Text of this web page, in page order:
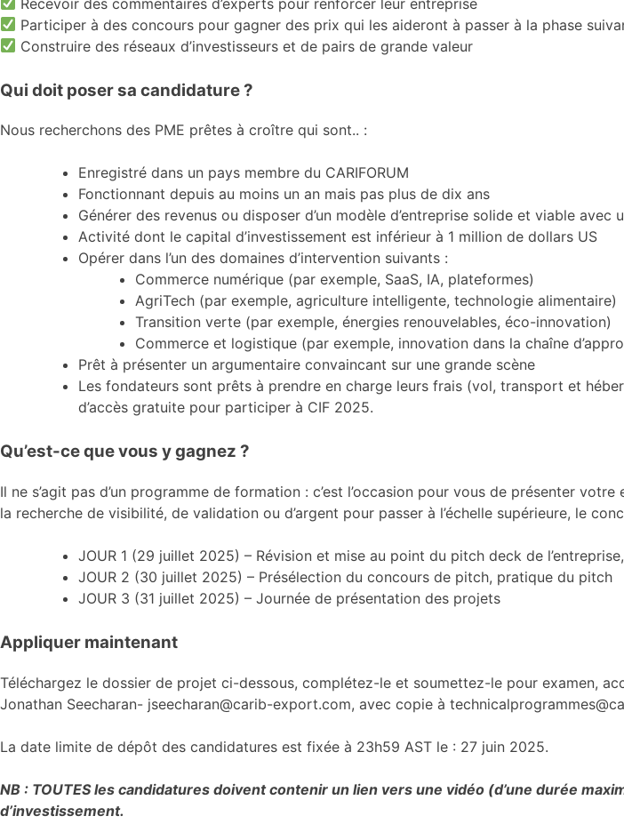
Participer à des concours pour gagner des prix qui les aideront à passer à la phase
Construire des réseaux d’investisseurs et de pairs de grande valeur
Qui doit poser sa candidature ?
Nous recherchons des PME prêtes à croître qui sont.. :
Enregistré dans un pays membre du CARIFORUM
Fonctionnant depuis au moins un an mais pas plus de dix ans
Générer des revenus ou disposer d’un modèle d’entreprise solide et viable
Activité dont le capital d’investissement est inférieur à 1 million de dollars US
Opérer dans l’un des domaines d’intervention suivants :
Commerce numérique (par exemple, SaaS, IA, plateformes)
AgriTech (par exemple, agriculture intelligente, technologie alimentaire)
Transition verte (par exemple, énergies renouvelables, éco-innovation)
Commerce et logistique (par exemple, innovation dans la chaîne
Prêt à présenter un argumentaire convaincant sur une grande scène
Les fondateurs sont prêts à prendre en charge leurs frais (vol, transport et
d’accès gratuite pour participer à CIF 2025.
Qu’est-ce que vous y gagnez ?
Il ne s’agit pas d’un programme de formation : c’est l’occasion pour vous de présenter
la recherche de visibilité, de validation ou d’argent pour passer à l’échelle supérieure, le
JOUR 1 (29 juillet 2025) – Révision et mise au point du pitch deck de
JOUR 2 (30 juillet 2025) – Présélection du concours de pitch, pratique du pitch
JOUR 3 (31 juillet 2025) – Journée de présentation des projets
Appliquer maintenant
Téléchargez le dossier de projet ci-dessous, complétez-le et soumettez-le pour examen,
Jonathan Seecharan- jseecharan@carib-export.com, avec copie à
La date limite de dépôt des candidatures est fixée à 23h59 AST le : 27 juin 2025.
NB : TOUTES les candidatures doivent contenir un lien vers une vidéo (d’une durée
d’investissement.